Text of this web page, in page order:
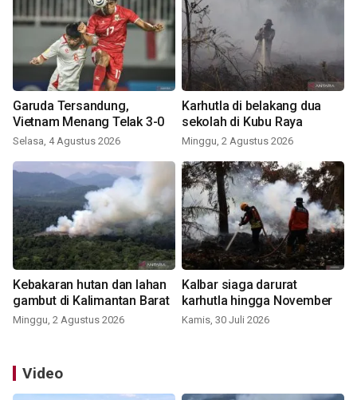
Garuda Tersandung,
Vietnam Menang Telak 3-0
Selasa, 4 Agustus 2026
Karhutla di belakang dua
sekolah di Kubu Raya
Minggu, 2 Agustus 2026
Kebakaran hutan dan lahan
gambut di Kalimantan Barat
Minggu, 2 Agustus 2026
Kalbar siaga darurat
karhutla hingga November
Kamis, 30 Juli 2026
Video